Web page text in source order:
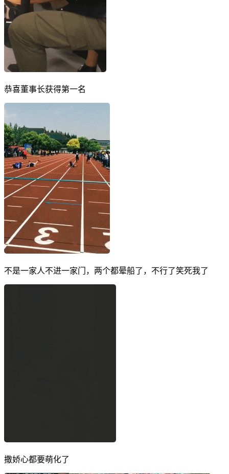
恭喜董事长获得第一名
不是一家人不进一家门，两个都晕船了，不行了笑死我了
撒娇心都要萌化了